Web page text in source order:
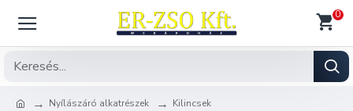
0
Nyílászáró alkatrészek
Kilincsek